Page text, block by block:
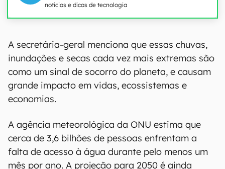
notícias e dicas de tecnologia
A secretária-geral menciona que essas chuvas,
inundações e secas cada vez mais extremas são
como um sinal de socorro do planeta, e causam
grande impacto em vidas, ecossistemas e
economias.
A agência meteorológica da ONU estima que
cerca de 3,6 bilhões de pessoas enfrentam a
falta de acesso à água durante pelo menos um
mês por ano. A projeção para 2050 é ainda